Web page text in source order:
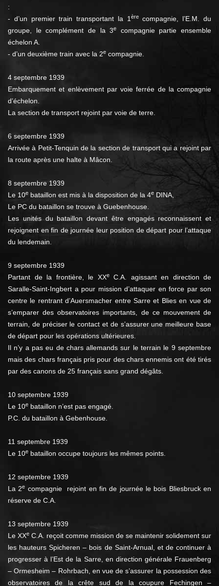
:
- d’un premier train transportant la 1 èrecompagnie, l’E.M. du
groupe, le complément de la 3e
compagnie partie ensemble
échelon A.
- d’un deuxième train avec la 2e compagnie.
4 septembre 1939
Embarquement et enlèvement par voie ferrée de la compagnie
d’échelon.
La section de transport rejoint par voie de terre.
6 septembre 1939
Arrivée à Petit-Tenquin de la section de transport qui a rejoint par
la route après une halte à Mâcon.
8 septembre 1939
Le 10e bataillon est mis à la disposition de la 4e DINA,
Le PC du bataillon se trouve à Guebenhouse.
Les unités du bataillon devant être engagés reconnaissent et
rejoignent en fin de journée leur position de départ pour l’attaque
du lendemain.
9 septembre 1939
Partant de la frontière, le XXeC.A. agissant en direction de
Saralle-Saint-Ingbert a pour mission d’attaquer en force par son
centre le rentrant d’Auersmacher entre Sarre et Blies en vue de
s’emparer des observatoires importants, de ce mouvement de
terrain, de préciser le contact et de s’assurer une meilleure base
de départ pour les opérations ultérieures.
Il n’y a pas eu de chars allemands sur le terrain le 9 septembre
mais des chars français pris pour des chars ennemis ont été tirés
par des canons de 25 français sans grand dégâts.
10 septembre 1939
Le 10e bataillon n’est pas engagé.
P.C. du bataillon à Gebenhouse.
11 septembre 1939
Le 10e bataillon occupe toujours les mêmes points.
12 septembre 1939
La 2e compagnie rejoint en fin de journée le bois Bliesbruck en
réserve de C.A.
13 septembre 1939
Le XXe C.A. reçoit comme mission de se maintenir solidement sur
les hauteurs Spicheren – bois de Saint-Arnual, et de continuer à
progresser à l’Est de la Sarre, en direction générale Frauenberg
– Ormesheim – Rohrbach, en vue de s’assurer la possession des
observatoires de la crête sud de la coupure Fechingen –